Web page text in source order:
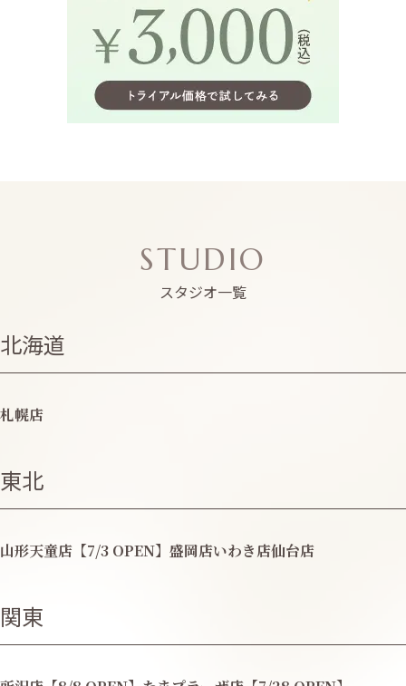
STUDIO
スタジオ一覧
北海道
札幌店
東北
山形天童店【7/3 OPEN】 盛岡店いわき店仙台店
関東